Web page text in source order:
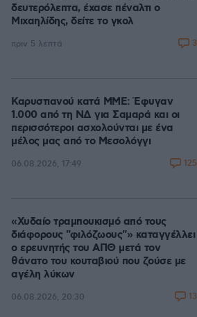
δευτερόλεπτα, έχασε πέναλτι ο
Μιχαηλίδης, δείτε το γκολ
πριν 5 λεπτά 3
Καρυστιανού κατά ΜΜΕ: Έφυγαν
1.000 από τη ΝΔ για Σαμαρά και οι
περισσότεροι ασχολούνται με ένα
μέλος μας από το Μεσολόγγι
06.08.2026, 17:49 125
«Χυδαίο τραμπουκισμό από τους
διάφορους "φιλόζωους"» καταγγέλλει
ο ερευνητής του ΑΠΘ μετά τον
θάνατο του κουταβιού που ζούσε με
αγέλη λύκων
06.08.2026, 20:30 13